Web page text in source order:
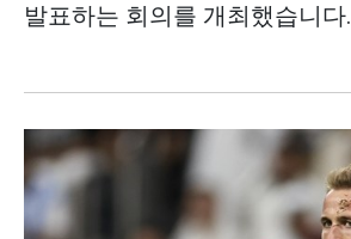
발표하는 회의를 개최했습니다.